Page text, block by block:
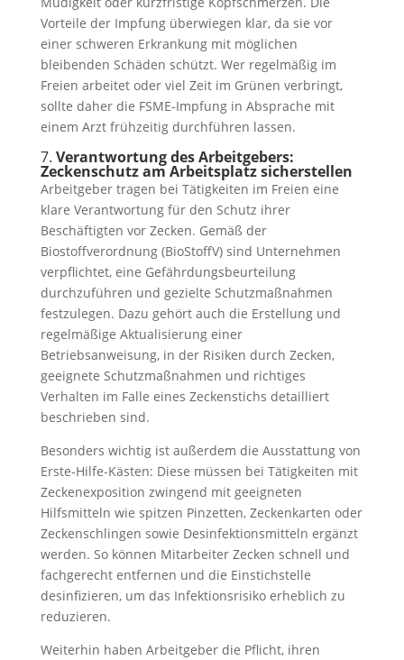
Vorteile der Impfung überwiegen klar, da sie vor
einer schweren Erkrankung mit möglichen
bleibenden Schäden schützt. Wer regelmäßig im
Freien arbeitet oder viel Zeit im Grünen verbringt,
sollte daher die FSME-Impfung in Absprache mit
einem Arzt frühzeitig durchführen lassen.
7. Verantwortung des Arbeitgebers:
Zeckenschutz am Arbeitsplatz sicherstellen
Arbeitgeber tragen bei Tätigkeiten im Freien eine
klare Verantwortung für den Schutz ihrer
Beschäftigten vor Zecken. Gemäß der
Biostoffverordnung (BioStoffV) sind Unternehmen
verpflichtet, eine Gefährdungsbeurteilung
durchzuführen und gezielte Schutzmaßnahmen
festzulegen. Dazu gehört auch die Erstellung und
regelmäßige Aktualisierung einer
Betriebsanweisung, in der Risiken durch Zecken,
geeignete Schutzmaßnahmen und richtiges
Verhalten im Falle eines Zeckenstichs detailliert
beschrieben sind.
Besonders wichtig ist außerdem die Ausstattung von
Erste-Hilfe-Kästen: Diese müssen bei Tätigkeiten mit
Zeckenexposition zwingend mit geeigneten
Hilfsmitteln wie spitzen Pinzetten, Zeckenkarten oder
Zeckenschlingen sowie Desinfektionsmitteln ergänzt
werden. So können Mitarbeiter Zecken schnell und
fachgerecht entfernen und die Einstichstelle
desinfizieren, um das Infektionsrisiko erheblich zu
reduzieren.
Weiterhin haben Arbeitgeber die Pflicht, ihren